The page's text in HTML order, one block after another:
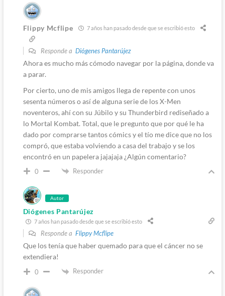
Flippy Mcflipe 7 años han pasado desde que se escribió esto
Responde a Diógenes Pantarújez
Ahora es mucho más cómodo navegar por la página, donde va
a parar.
Por cierto, uno de mis amigos llega de repente con unos
sesenta números o así de alguna serie de los X-Men
noventeros, ahí con su Júbilo y su Thunderbird rediseñado a
lo Mortal Kombat. Total, que le pregunto que por qué le ha
dado por comprarse tantos cómics y el tío me dice que no los
compró, que estaba volviendo a casa del trabajo y se los
encontró en un papelera jajajaja ¿Algún comentario?
0 Responder
Autor
Diógenes Pantarújez
7 años han pasado desde que se escribió esto
Responde a Flippy Mcflipe
Que los tenía que haber quemado para que el cáncer no se
extendiera!
0 Responder